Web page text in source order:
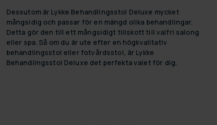
Dessutom är Lykke Behandlingsstol Deluxe mycket
mångsidig och passar för en mängd olika behandlingar.
Detta gör den till ett mångsidigt tillskott till valfri salong
eller spa. Så om du är ute efter en högkvalitativ
behandlingsstol eller fotvårdsstol, är Lykke
Behandlingsstol Deluxe det perfekta valet för dig.